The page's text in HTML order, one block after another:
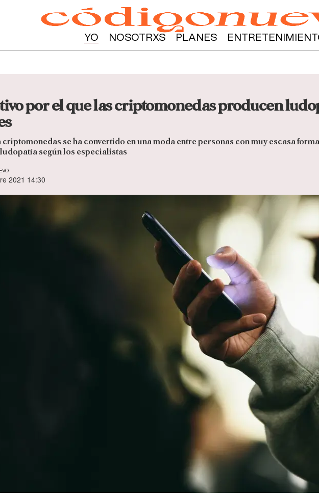
YO NOSOTRXS PLANES
por el que las criptomonedas producen
criptomonedas se ha convertido en una moda entre personas con muy escasa
según los especialistas
2021 14:30